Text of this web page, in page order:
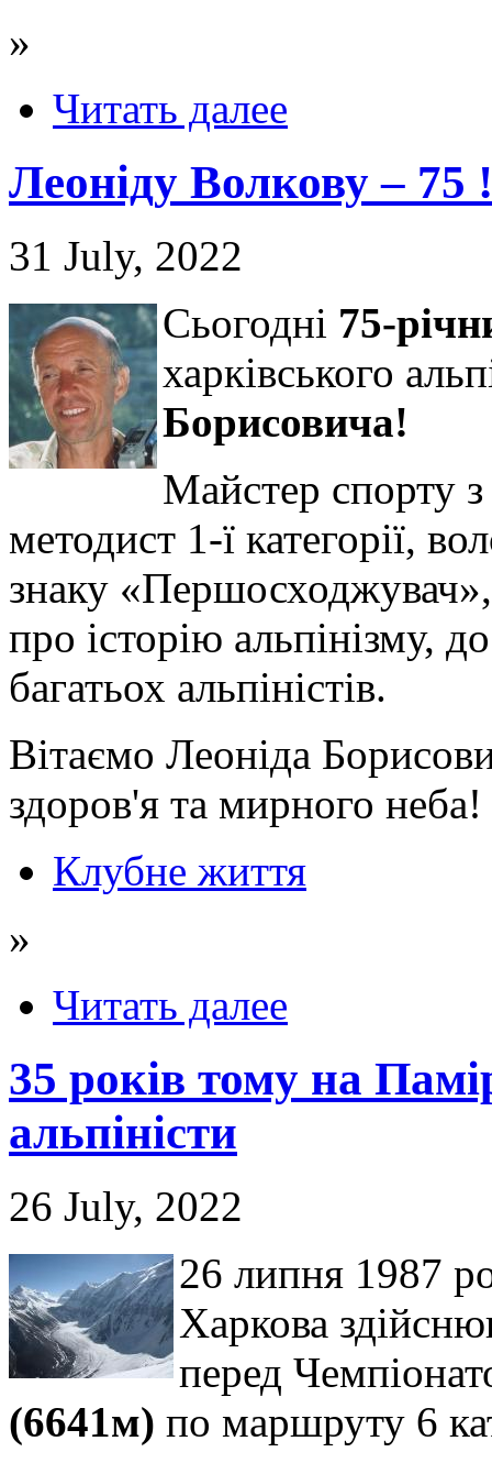
»
Читать далее
Леоніду Волкову – 75 !
31 July, 2022
Сьогодні 75-
харківського
Борисовича!
Майстер спорту з
методист 1-ї категорії,
знаку
про історію альпінізму,
багатьох альпіністів.
Вітаємо Леоніда
здоров'я та мирного неба!
Клубне життя
»
Читать далее
35 років тому на
альпіністи
26 July, 2022
26 липня 1987
Харкова
перед
(6641м) по маршруту 6